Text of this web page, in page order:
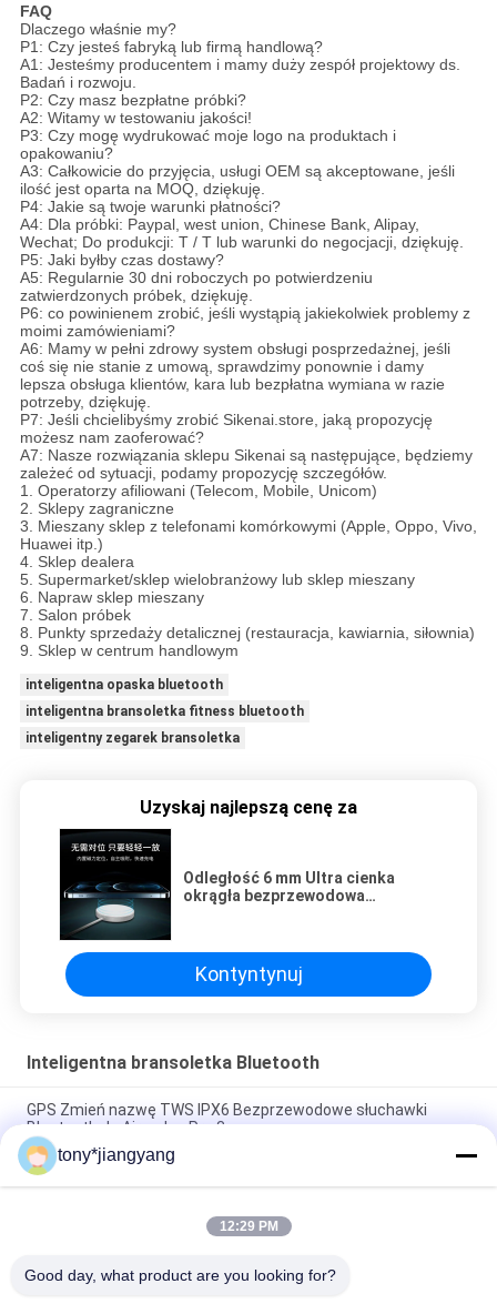
FAQ
Dlaczego właśnie my?
P1: Czy jesteś fabryką lub firmą handlową?
A1: Jesteśmy producentem i mamy duży zespół projektowy ds.
Badań i rozwoju.
P2: Czy masz bezpłatne próbki?
A2: Witamy w testowaniu jakości!
P3: Czy mogę wydrukować moje logo na produktach i
opakowaniu?
A3: Całkowicie do przyjęcia, usługi OEM są akceptowane, jeśli
ilość jest oparta na MOQ, dziękuję.
P4: Jakie są twoje warunki płatności?
A4: Dla próbki: Paypal, west union, Chinese Bank, Alipay,
Wechat; Do produkcji: T / T lub warunki do negocjacji, dziękuję.
P5: Jaki byłby czas dostawy?
A5: Regularnie 30 dni roboczych po potwierdzeniu
zatwierdzonych próbek, dziękuję.
P6: co powinienem zrobić, jeśli wystąpią jakiekolwiek problemy z
moimi zamówieniami?
A6: Mamy w pełni zdrowy system obsługi posprzedażnej, jeśli
coś się nie stanie z umową, sprawdzimy ponownie i damy
lepsza obsługa klientów, kara lub bezpłatna wymiana w razie
potrzeby, dziękuję.
P7: Jeśli chcielibyśmy zrobić Sikenai.store, jaką propozycję
możesz nam zaoferować?
A7: Nasze rozwiązania sklepu Sikenai są następujące, będziemy
zależeć od sytuacji, podamy propozycję szczegółów.
1. Operatorzy afiliowani (Telecom, Mobile, Unicom)
2. Sklepy zagraniczne
3. Mieszany sklep z telefonami komórkowymi (Apple, Oppo, Vivo,
Huawei itp.)
4. Sklep dealera
5. Supermarket/sklep wielobranżowy lub sklep mieszany
6. Napraw sklep mieszany
7. Salon próbek
8. Punkty sprzedaży detalicznej (restauracja, kawiarnia, siłownia)
9. Sklep w centrum handlowym
inteligentna opaska bluetooth
inteligentna bransoletka fitness bluetooth
inteligentny zegarek bransoletka
Uzyskaj najlepszą cenę za
Odległość 6 mm Ultra cienka
okrągła bezprzewodowa
Kontyntynuj
Inteligentna bransoletka Bluetooth
GPS Zmień nazwę TWS IPX6 Bezprzewodowe słuchawki
Bluetooth do Airpodes Pro 3
Wodoodporny IP67 15W Bezprzewodowe ładowanie
Dostosowane logo dla Apple Huawei
Odległość 6 mm Ultra cienka okrągła bezprzewodowa
tony*jiangyang
12:29 PM
Good day, what product are you looking for?